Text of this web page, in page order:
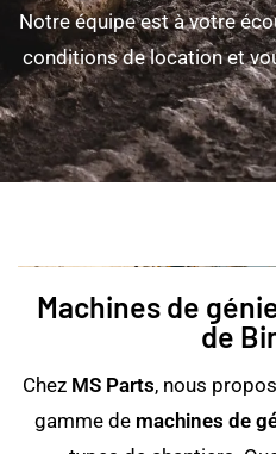
Notre équipe est à votre
conditions de location et
Machines de
de
Chez MS Parts, nous
gamme de machines de